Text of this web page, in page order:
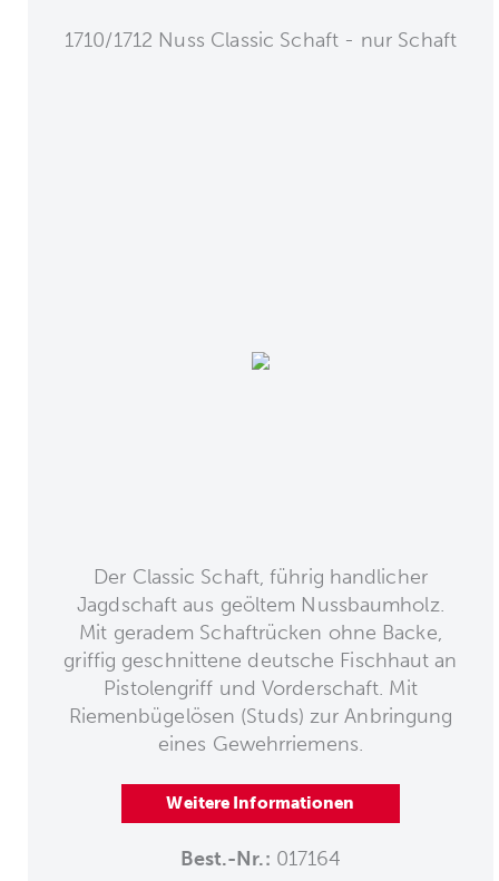
1710/1712 Nuss Classic Schaft - nur Schaft
Der Classic Schaft, führig handlicher
Jagdschaft aus geöltem Nussbaumholz.
Mit geradem Schaftrücken ohne Backe,
griffig geschnittene deutsche Fischhaut an
Pistolengriff und Vorderschaft. Mit
Riemenbügelösen (Studs) zur Anbringung
eines Gewehrriemens.
Weitere Informationen
Best.-Nr.: 017164